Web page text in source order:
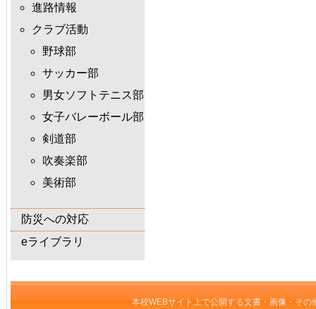
進路情報
クラブ活動
野球部
サッカー部
男女ソフトテニス部
女子バレーボール部
剣道部
吹奏楽部
美術部
防災への対応
eライブラリ
本校WEBサイト上で公開する文書・画像・そ